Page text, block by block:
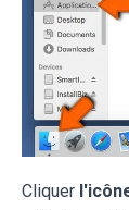
Cliquer